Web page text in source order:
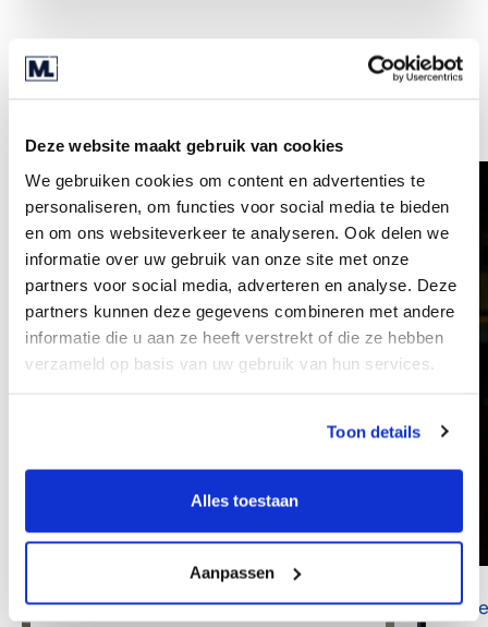
Deze website maakt gebruik van cookies
We gebruiken cookies om content en advertenties te
personaliseren, om functies voor social media te bieden
en om ons websiteverkeer te analyseren. Ook delen we
informatie over uw gebruik van onze site met onze
partners voor social media, adverteren en analyse. Deze
partners kunnen deze gegevens combineren met andere
informatie die u aan ze heeft verstrekt of die ze hebben
verzameld op basis van uw gebruik van hun services.
Toon details
Alles toestaan
Aanpassen
Ger van der Linden